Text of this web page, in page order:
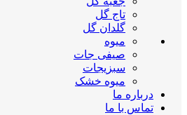
تاج گل
گلدان گل
میوه
صیفی جات
سبزیجات
میوه خشک
درباره ما
تماس با ما